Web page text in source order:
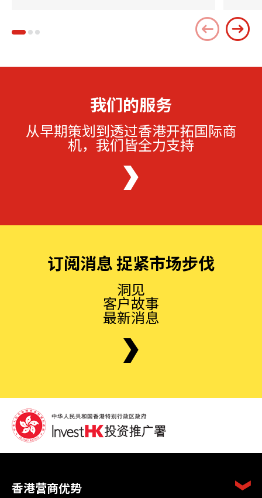
我们的服务
从早期策划到透过香港开拓国际商
机，我们皆全力支持
订阅消息 捉紧市场步伐
洞见
客户故事
最新消息
香港营商优势